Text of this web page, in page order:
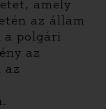
amely
az állam
a polgári
az
az